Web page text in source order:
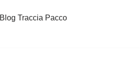
Blog Traccia Pacco